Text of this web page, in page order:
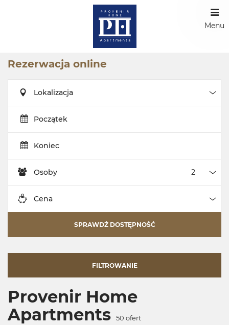
Menu
Rezerwacja online
Lokalizacja
Początek
Koniec
Osoby
Cena
SPRAWDŹ DOSTĘPNOŚĆ
FILTROWANIE
Provenir Home
Apartments
50 ofert